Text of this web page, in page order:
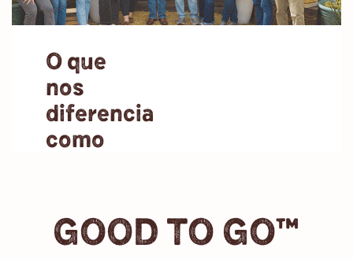
de usar que
parece um
abraço para os
pés. Nosso
objetivo é ajudar
aqueles
com as pessoas
com quem se
O que
nos
diferencia
como
incríveis da
nossa equipe
GOOD TO GO™